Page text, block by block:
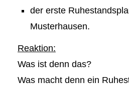
der erste
Musterhausen.
Reaktion:
Was ist denn das?
Was macht denn ein